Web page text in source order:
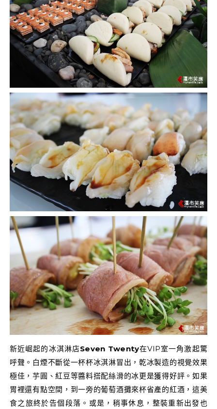
新近崛起的冰淇淋店Seven Twenty在VIP室一角激起驚
呼聲。白煙不斷從一杯杯冰淇淋冒出，乾冰製造的視覺效果
極佳，芋圓、紅豆等醬料搭配絲滑的冰更是獲得好評。如果
胃裡還有點空間，到一旁的葡萄酒攤來杯省產的紅酒，這美
食之旅終於告個段落。或是，稍事休息，整裝重新出發也